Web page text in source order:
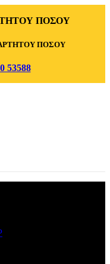
ΠΟΣΟΥ
ΠΟΣΟΥ
53588